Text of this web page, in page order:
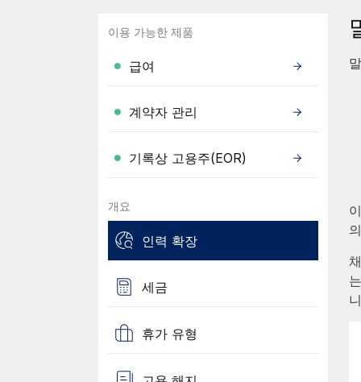
이용 가능한 제품
급여
계약자 관리
기록상 고용주(EOR)
개요
인력 확장
세금
휴가 유형